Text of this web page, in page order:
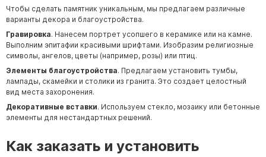
Чтобы сделать памятник уникальным, мы предлагаем различные
варианты декора и благоустройства.
Гравировка. Нанесем портрет усопшего в керамике или на камне.
Выполним эпитафии красивыми шрифтами. Изобразим религиозные
символы, ангелов, цветы (например, розы) или птиц.
Элементы благоустройства. Предлагаем установить тумбы,
лампады, скамейки и столики из гранита. Это создает целостный
вид места захоронения.
Декоративные вставки. Используем стекло, мозаику или бетонные
элементы для нестандартных решений.
Как заказать и установить